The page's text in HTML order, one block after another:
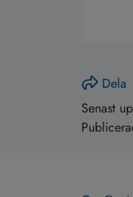
Dela
Senast